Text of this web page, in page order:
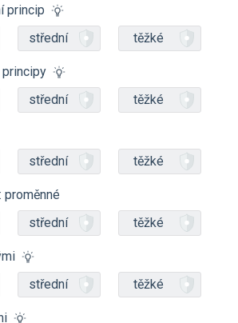
princip
střední těžké
principy
střední těžké
střední těžké
proměnné
střední těžké
střední těžké